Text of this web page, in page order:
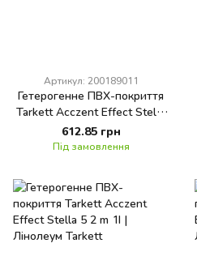
Артикул: 200189011
Гетерогенне ПВХ-покриття
Tarkett Acczent Effect Stella
15 2 m 1I
612.85 грн
Під замовлення